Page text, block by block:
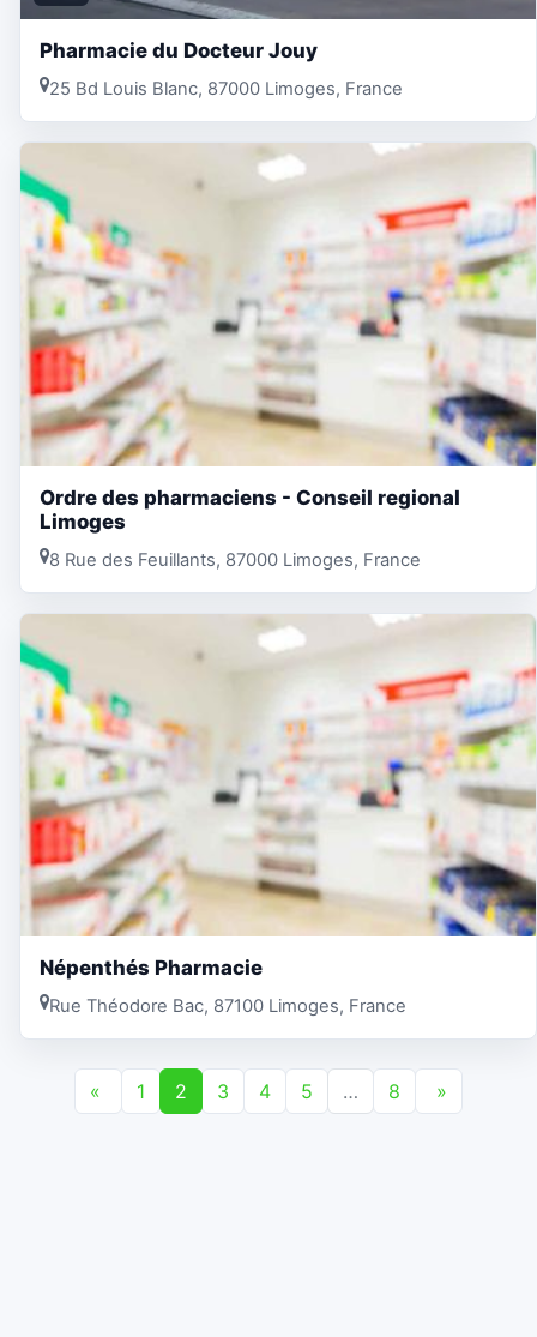
Pharmacie du Docteur Jouy
25 Bd Louis Blanc, 87000 Limoges, France
Ordre des pharmaciens - Conseil regional
Limoges
8 Rue des Feuillants, 87000 Limoges, France
Népenthés Pharmacie
Rue Théodore Bac, 87100 Limoges, France
« 1 2 3 4 5 … 8 »